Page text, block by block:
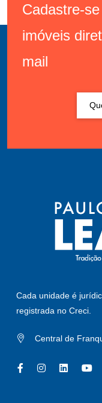
Cadastre-
imóveis
mail
Cada unidade é
registrada no Creci.
Central de